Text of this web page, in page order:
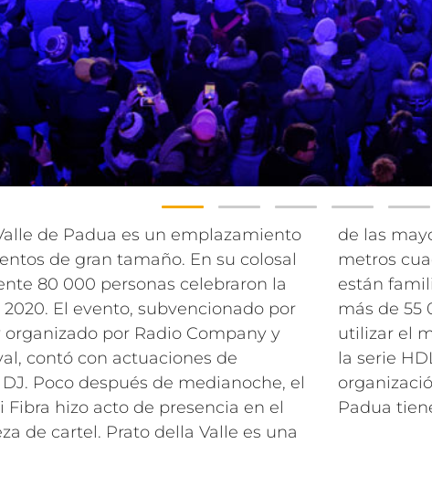
de Padua es un emplazamiento
de gran tamaño. En su colosal
80 000 personas celebraron la
2020. El evento, subvencionado por
por Radio Company y
contó con actuaciones de
Poco después de medianoche, el
hizo acto de presencia en el
de cartel. Prato della Valle es una
de las
metros
están
más de 55
utilizar el
la serie
Padua